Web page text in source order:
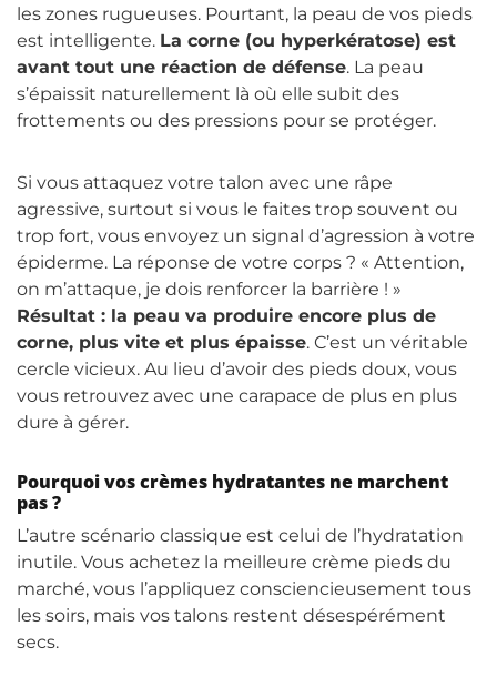
les zones rugueuses. Pourtant, la peau de vos pieds
est intelligente. La corne (ou hyperkératose) est
avant tout une réaction de défense. La peau
s’épaissit naturellement là où elle subit des
frottements ou des pressions pour se protéger.
Si vous attaquez votre talon avec une râpe
agressive, surtout si vous le faites trop souvent ou
trop fort, vous envoyez un signal d’agression à votre
épiderme. La réponse de votre corps ? « Attention,
on m’attaque, je dois renforcer la barrière ! »
Résultat : la peau va produire encore plus de
corne, plus vite et plus épaisse. C’est un véritable
cercle vicieux. Au lieu d’avoir des pieds doux, vous
vous retrouvez avec une carapace de plus en plus
dure à gérer.
Pourquoi vos crèmes hydratantes ne marchent
pas ?
L’autre scénario classique est celui de l’hydratation
inutile. Vous achetez la meilleure crème pieds du
marché, vous l’appliquez consciencieusement tous
les soirs, mais vos talons restent désespérément
secs.